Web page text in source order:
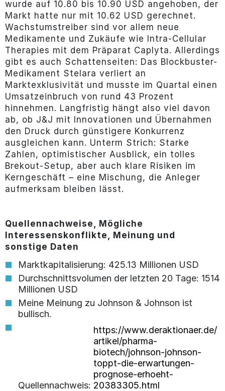
wurde auf 10.80 bis 10.90 USD angehoben, der
Markt hatte nur mit 10.62 USD gerechnet.
Wachstumstreiber sind vor allem neue
Medikamente und Zukäufe wie Intra-Cellular
Therapies mit dem Präparat Caplyta. Allerdings
gibt es auch Schattenseiten: Das Blockbuster-
Medikament Stelara verliert an
Marktexklusivität und musste im Quartal einen
Umsatzeinbruch von rund 43 Prozent
hinnehmen. Langfristig hängt also viel davon
ab, ob J&J mit Innovationen und Übernahmen
den Druck durch günstigere Konkurrenz
ausgleichen kann. Unterm Strich: Starke
Zahlen, optimistischer Ausblick, ein tolles
Brekout-Setup, aber auch klare Risiken im
Kerngeschäft – eine Mischung, die Anleger
aufmerksam bleiben lässt.
Quellennachweise, Mögliche
Interessenskonflikte, Meinung und
sonstige Daten
Marktkapitalisierung: 425.13 Millionen USD
Durchschnittsvolumen der letzten 20 Tage: 1514
Millionen USD
Meine Meinung zu Johnson & Johnson ist
bullisch.
Quellennachweis:
https://www.deraktionaer.de/
artikel/pharma-
biotech/johnson-johnson-
toppt-die-erwartungen-
prognose-erhoeht-
20383305.html